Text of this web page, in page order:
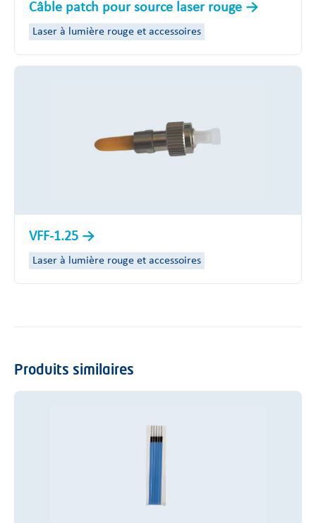
Câble patch pour source laser rouge
Laser à lumière rouge et accessoires
VFF-1.25
Laser à lumière rouge et accessoires
Produits similaires